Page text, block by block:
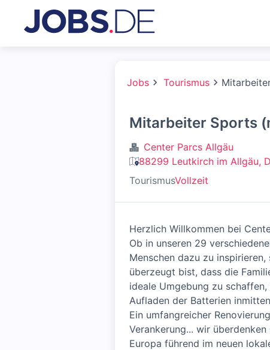
Jobs Tourismus
Mitarbeiter Sports
Center Parcs Allgäu
88299 Leutkirch im Allgäu,
TourismusVollzeit
Herzlich Willkommen bei
Ob in unseren 29
Menschen dazu zu
überzeugt bist, dass die
ideale Umgebung zu
Aufladen der Batterien
Ein umfangreicher
Verankerung... wir
Europa führend im neuen